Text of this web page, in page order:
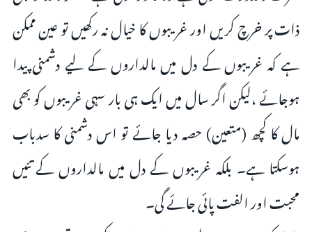
ذات پر خرچ کریں اور غریبوں کا خیال نہ رکھیں تو عین ممکن
ہے کہ غریبوں کے دل میں مالداروں کے لیے دشمنی پیدا
ہوجائے ،لیکن اگر سال میں ایک ہی بار سہی غریبوں کو بھی
مال کا کچھ (متعین) حصہ دیا جائے تو اس دشمنی کا سدباب
ہوسکتا ہے۔ بلکہ غریبوں کے دل میں مالداروں کے تئیں
محبت اور الفت پائی جائے گی۔